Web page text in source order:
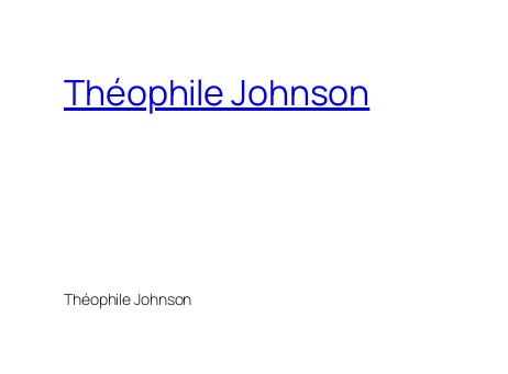
Théophile Johnson
Théophile Johnson